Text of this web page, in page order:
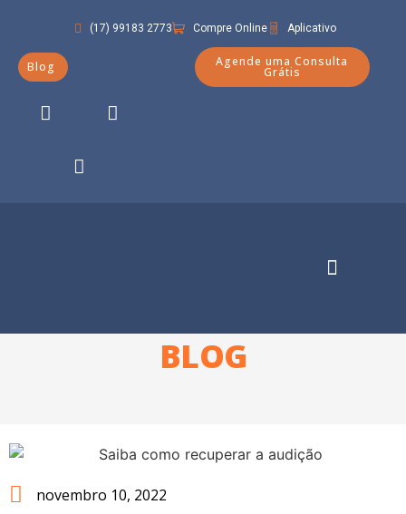
(17) 99183 2773 Compre Online Aplicativo
Blog Agende uma Consulta
Grátis
BLOG
novembro 10, 2022